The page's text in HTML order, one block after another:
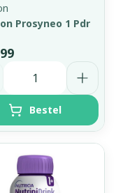
Prosyneo 1 Pdr
Bestel